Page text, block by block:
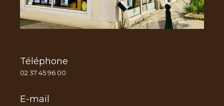
Téléphone
02 37 45 96 00
E-mail